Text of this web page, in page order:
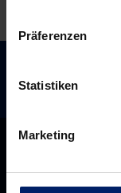
Präferenzen
Statistiken
Marketing